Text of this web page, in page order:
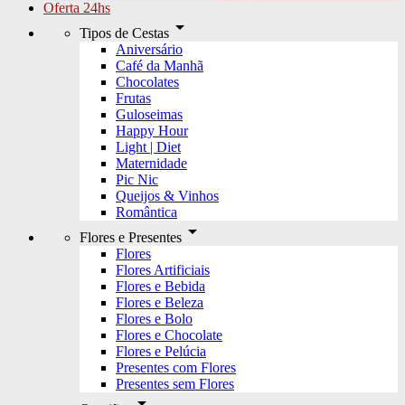
Oferta 24hs
Tipos de Cestas arrow_drop_down
Aniversário
Café da Manhã
Chocolates
Frutas
Guloseimas
Happy Hour
Light | Diet
Maternidade
Pic Nic
Queijos & Vinhos
Romântica
Flores e Presentes arrow_drop_down
Flores
Flores Artificiais
Flores e Bebida
Flores e Beleza
Flores e Bolo
Flores e Chocolate
Flores e Pelúcia
Presentes com Flores
Presentes sem Flores